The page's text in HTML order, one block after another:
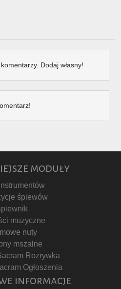
Dodaj własny!
moduły
śpiewów
muzyczne
nuty
mszalne
Rozrywka
Ogłoszenia
informacje